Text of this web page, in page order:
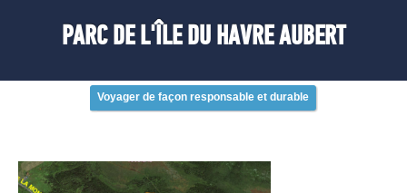
PARC DE L'ÎLE DU HAVRE AUBERT
Voyager de façon responsable et durable